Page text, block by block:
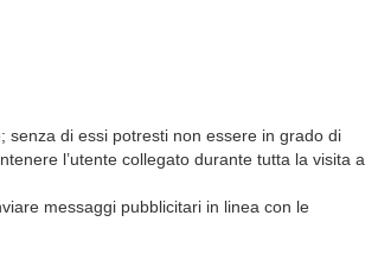
di essi potresti non essere in grado di
l’utente collegato durante tutta la visita a
messaggi pubblicitari in linea con le